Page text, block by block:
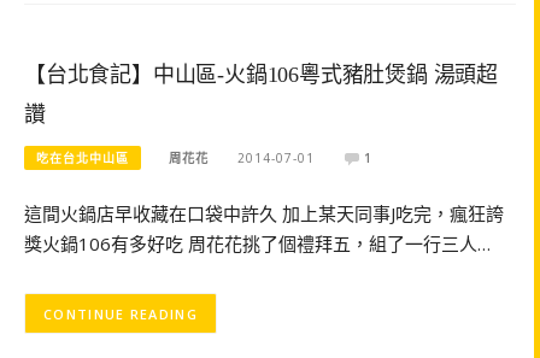
【台北食記】中山區-火鍋106粵式豬肚煲鍋 湯頭超
讚
吃在台北中山區 周花花 2014-07-01 1
這間火鍋店早收藏在口袋中許久 加上某天同事J吃完，瘋狂誇
獎火鍋106有多好吃 周花花挑了個禮拜五，組了一行三人…
CONTINUE READING